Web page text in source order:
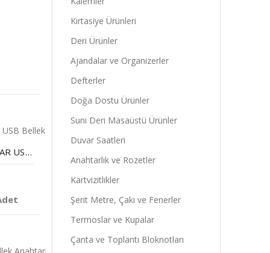
8 GB METAL ANAHTAR USB BELLEK
Kırtasiye Ürünleri
Deri Ürünler
Ajandalar ve Organizerler
Defterler
Doğa Dostu Ürünler
Suni Deri Masaüstü Ürünler
Duvar Saatleri
Anahtarlık ve Rozetler
Kartvizitlikler
Şerit Metre, Çakı ve Fenerler
Termoslar ve Kupalar
Çanta ve Toplantı Bloknotları